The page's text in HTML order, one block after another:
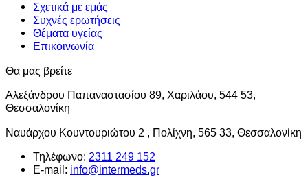
Σχετικά με εμάς
Συχνές ερωτήσεις
Θέματα υγείας
Επικοινωνία
Θα μας βρείτε
Αλεξάνδρου Παπαναστασίου 89, Χαριλάου, 544 53,
Θεσσαλονίκη
Ναυάρχου Κουντουριώτου 2 , Πολίχνη, 565 33, Θεσσαλονίκη
Τηλέφωνο: 2311 249 152
E-mail: info@intermeds.gr